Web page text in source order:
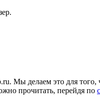
Мы делаем это для того,
прочитать, перейдя по